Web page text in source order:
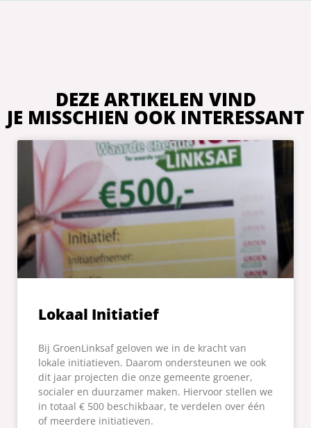
DEZE ARTIKELEN VIND
JE MISSCHIEN OOK INTERESSANT
Lokaal Initiatief
Bij GroenLinksaf geloven we in de kracht van
lokale initiatieven. Daarom ondersteunen we ook
dit jaar projecten die onze gemeente groener,
socialer en duurzamer maken. Hiervoor stellen we
in totaal € 500 beschikbaar, te verdelen over één
of meerdere initiatieven.